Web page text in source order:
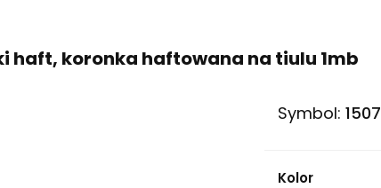
haft, koronka haftowana na tiulu 1mb
Symbol:1507
Kolor